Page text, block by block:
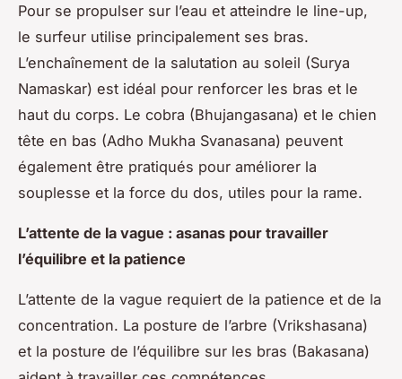
Pour se propulser sur l’eau et atteindre le line-up,
le surfeur utilise principalement ses bras.
L’enchaînement de la salutation au soleil (Surya
Namaskar) est idéal pour renforcer les bras et le
haut du corps. Le cobra (Bhujangasana) et le chien
tête en bas (Adho Mukha Svanasana) peuvent
également être pratiqués pour améliorer la
souplesse et la force du dos, utiles pour la rame.
L’attente de la vague : asanas pour travailler
l’équilibre et la patience
L’attente de la vague requiert de la patience et de la
concentration. La posture de l’arbre (Vrikshasana)
et la posture de l’équilibre sur les bras (Bakasana)